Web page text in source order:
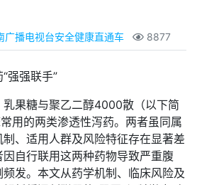
广播电视台安全健康直通车 8877
强强联手”
果糖与聚乙二醇4000散（以下简
用的两类渗透性泻药。两者虽同属
、适用人群及风险特征存在显著差
自行联用这两种药物导致严重腹
发。本文从药学机制、临床风险及